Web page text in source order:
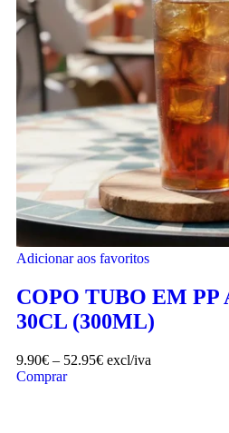
Adicionar aos favoritos
COPO TUBO EM PP
30CL (300ML)
9.90€ – 52.95€ excl/iva
Comprar